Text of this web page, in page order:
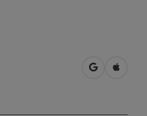
in Google
in